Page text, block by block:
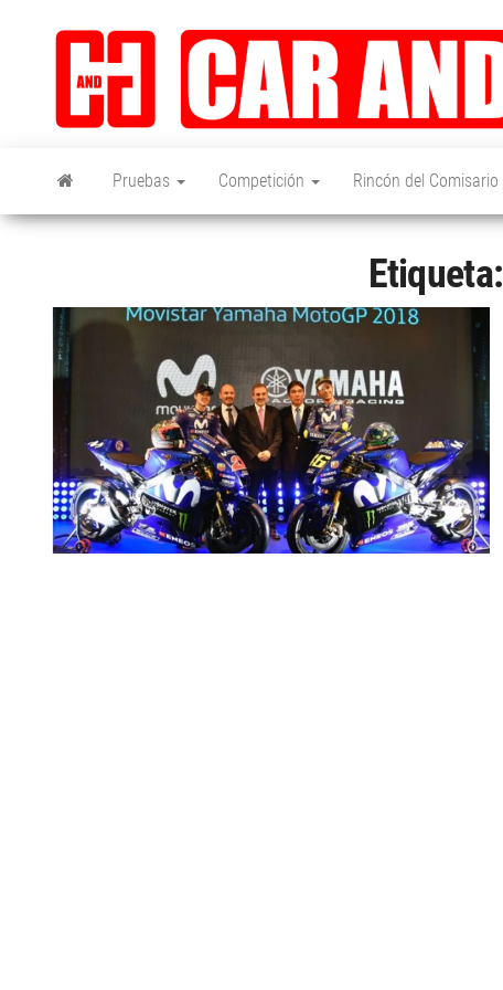
Pruebas Competición Rincón del Comisario
Etiqueta: